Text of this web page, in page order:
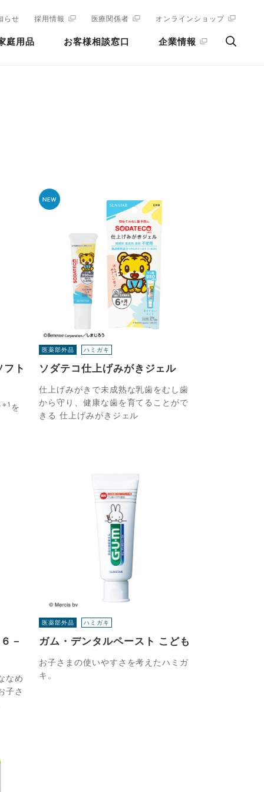
らせ 採用情報 医療関係者 オンラインショップ
庭用品 お客様相談窓口 企業情報
フト
※1 を
NEW
医薬部外品 ハミガキ
ソダテコ仕上げみがきジェル
仕上げみがきで未成熟な乳歯をむし歯
から守り、​健康な歯を育てることがで
きる 仕上げみがきジェル
－
なめ
子さ
医薬部外品 ハミガキ
ガム・デンタルペースト こども
お子さまの使いやすさを考えたハミガ
キ。